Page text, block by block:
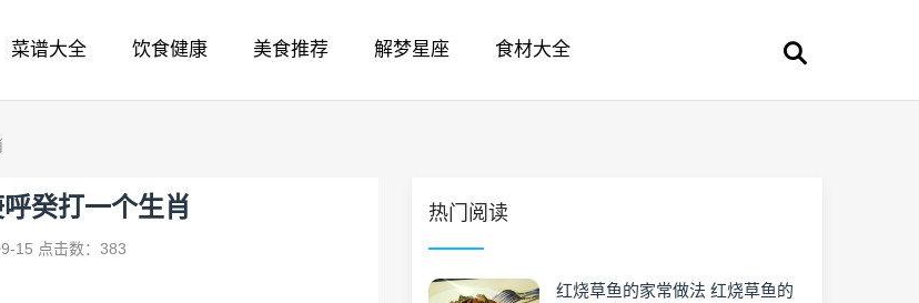
菜谱大全 饮食健康 美食推荐 解梦星座 食材大全
癸打一个生肖
15 点击数：383
热门阅读
红烧草鱼的家常做法 红烧草鱼的